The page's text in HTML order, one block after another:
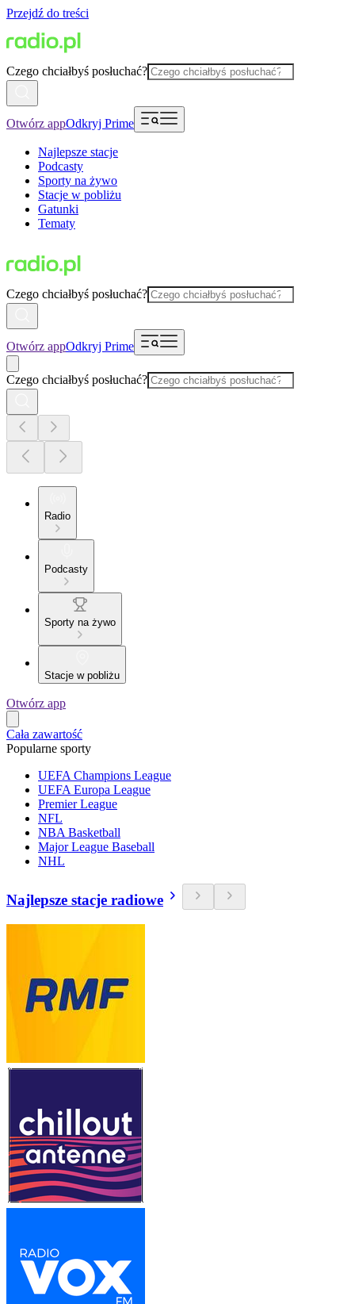
Przejdź do treści
Czego chciałbyś posłuchać?
Otwórz appOdkryj Prime
Najlepsze stacje
Podcasty
Sporty na żywo
Stacje w pobliżu
Gatunki
Tematy
Czego chciałbyś posłuchać?
Otwórz appOdkryj Prime
Czego chciałbyś posłuchać?
Radio
Podcasty
Sporty na żywo
Stacje w pobliżu
Otwórz app
Cała zawartość
Popularne sporty
UEFA Champions League
UEFA Europa League
Premier League
NFL
NBA Basketball
Major League Baseball
NHL
Najlepsze stacje radiowe